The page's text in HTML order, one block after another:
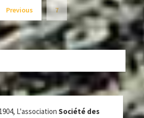
Previous 7
L'associationSociété des